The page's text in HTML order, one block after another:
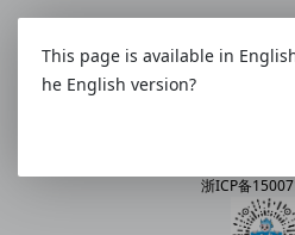
关于我们 | 配送方式 | 付款方式
热线:4008-292-877 | 电话:0577-
© 2010 - 2026 snway.cn
乐清市神威气
浙ICP备
This page is available in
he English version?